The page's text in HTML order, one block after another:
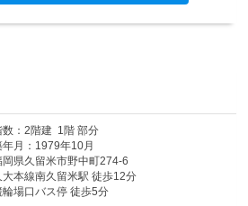
数：2階建 1階 部分
年月：1979年10月
岡県久留米市野中町274-6
大本線南久留米駅 徒歩12分
輪場口バス停 徒歩5分